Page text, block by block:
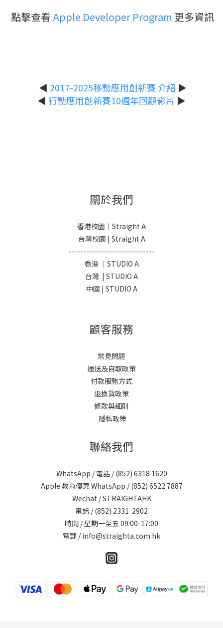
點擊查看 Apple Developer Program 更多資訊
◀ 2017-2025移動應用創新賽 介紹 ▶
◀ 行動應用創新賽10週年回顧影片 ▶
關於我們
香港校園｜Straight A
台灣校園 | Straight A
-----------------------------
香港 ｜STUDIO A
台灣 | STUDIO A
中國 | STUDIO A
顧客服務
常見問題
運送及自取政策
付款服務方式
退換貨政策
條款與細則
隱私政策
聯絡我們
WhatsApp / 電話 / (852) 6318 1620
Apple 教育優惠 WhatsApp / (852) 6522 7887
Wechat / STRAIGHTAHK
電話 / (852) 2331 2902
時間 / 星期一至五 09:00-17:00
電郵 /info@straighta.com.hk